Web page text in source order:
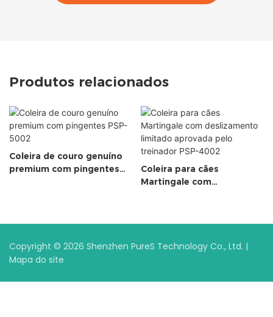
Produtos relacionados
Coleira de couro genuíno
premium com pingentes
Coleira para cães
Martingale com
Copyright © 2026 Shenzhen PureS Technology Co., Ltd. |
Mapa do site